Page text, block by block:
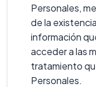
Personales,
de la
información
acceder a las
tratamiento
Personales.